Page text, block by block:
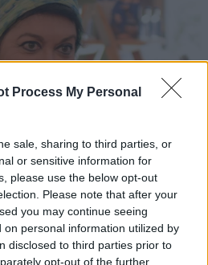
Process My Personal
sale, sharing to third parties, or
or sensitive information for
please use the below opt-out
Please note that after your
you may continue seeing
on personal information utilized by
disclosed to third parties prior to
opt-out of the further
«17 λευκά τριαντάφυλλα
τον σύζυγό της στην